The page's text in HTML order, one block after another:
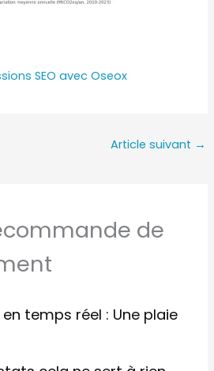
SEO avec Oseox
Article suivant →
de
temps réel : Une plaie